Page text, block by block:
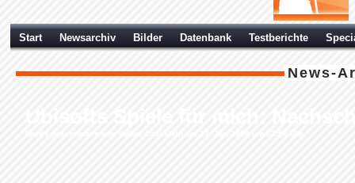
Start Newsarchiv Bilder Datenbank Testberichte
News-